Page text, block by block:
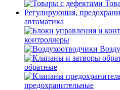
Регулирующая,
автоматика
контроллеры
обратные
предохранительные